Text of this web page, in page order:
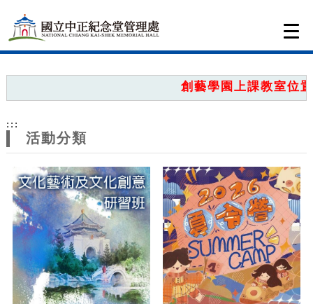
網
站
主
題
創藝學園上課教室位置
:::
活動分類